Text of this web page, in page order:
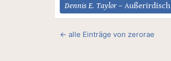
Dennis E. Taylor– Außerirdisch
← alle Einträge von zerorae